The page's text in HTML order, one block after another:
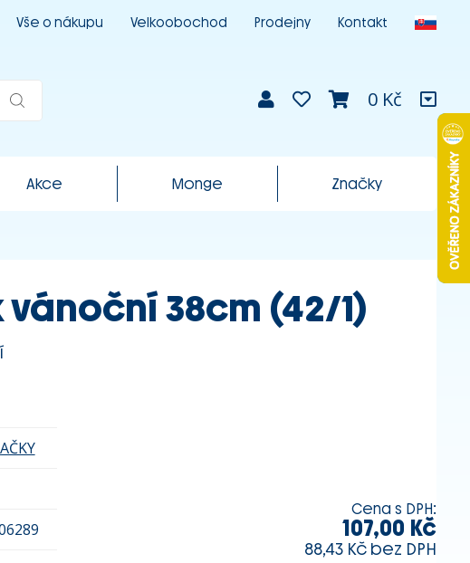
Vše o nákupu Velkoobochod Prodejny Kontakt
0 Kč
Akce Monge Značky
vánoční 38cm (42/1)
Cena s DPH:
107,00 Kč
88,43 Kč bez DPH